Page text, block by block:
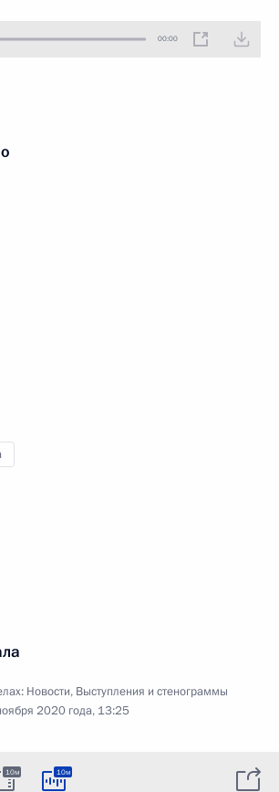
00:00
Новости, Выступления и стенограммы
2020 года, 13:25
10м 10м